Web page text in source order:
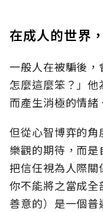
在成人的世界
一般人在被騙後
怎麼這麼笨？」
而產生消極的情緒
但從心智博弈的
樂觀的期待，而是
把信任視為人際
你不能將之當成
善意的）是一個